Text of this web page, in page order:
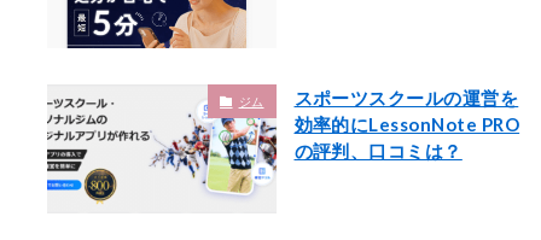
ジム
スポーツスクールの運営を
効率的にLessonNote PRO
の評判、口コミは？